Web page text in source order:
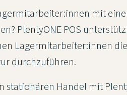
mit
PlentyONE POS
Lagermitarbeiter:innen
durchzuführen.
stationären Handel mit